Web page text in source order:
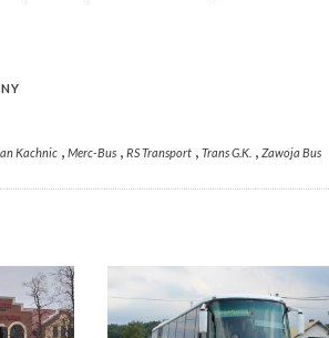
Kachnic , Merc-Bus , RS Transport , Trans G.K. , Zawoja Bus